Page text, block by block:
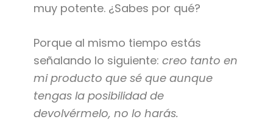
muy potente. ¿Sabes por qué?
Porque al mismo tiempo estás
señalando lo siguiente: creo tanto en
mi producto que sé que aunque
tengas la posibilidad de
devolvérmelo, no lo harás.